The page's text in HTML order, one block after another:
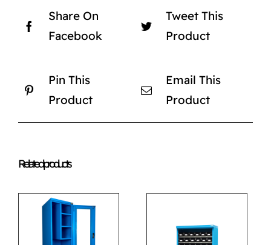
Share On
Facebook
Tweet This
Product
Pin This
Product
Email This
Product
Related products